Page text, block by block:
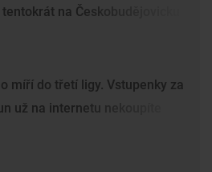
na Českobudějovicku
míří do třetí ligy. Vstupenky za
už na internetu nekoupíte